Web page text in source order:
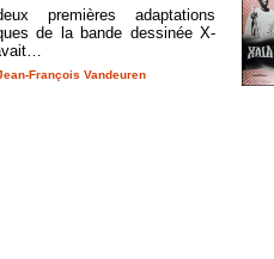
premières adaptations
de la bande dessinée X-
François Vandeuren